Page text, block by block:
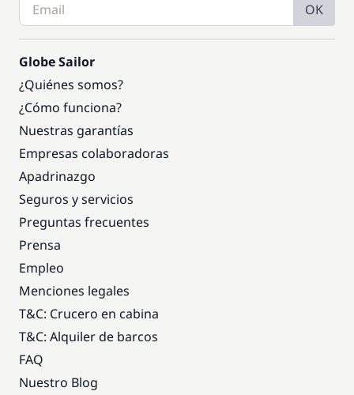
OK
Globe Sailor
¿Quiénes somos?
¿Cómo funciona?
Nuestras garantías
Empresas colaboradoras
Apadrinazgo
Seguros y servicios
Preguntas frecuentes
Prensa
Empleo
Menciones legales
T&C: Crucero en cabina
T&C: Alquiler de barcos
FAQ
Nuestro Blog